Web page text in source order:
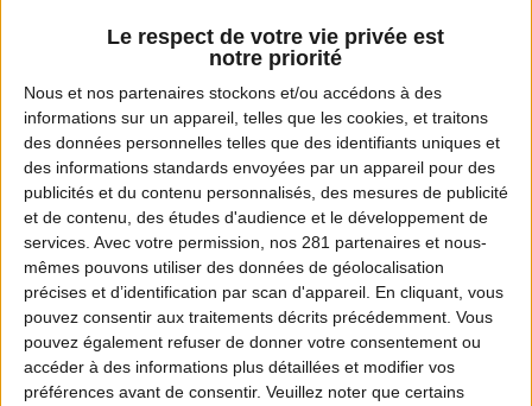
Le respect de votre vie privée est
notre priorité
Nous et nos partenaires stockons et/ou accédons à des
informations sur un appareil, telles que les cookies, et traitons
des données personnelles telles que des identifiants uniques et
des informations standards envoyées par un appareil pour des
publicités et du contenu personnalisés, des mesures de publicité
et de contenu, des études d'audience et le développement de
services. Avec votre permission, nos 281 partenaires et nous-
mêmes pouvons utiliser des données de géolocalisation
précises et d’identification par scan d'appareil. En cliquant, vous
pouvez consentir aux traitements décrits précédemment. Vous
pouvez également refuser de donner votre consentement ou
accéder à des informations plus détaillées et modifier vos
préférences avant de consentir. Veuillez noter que certains